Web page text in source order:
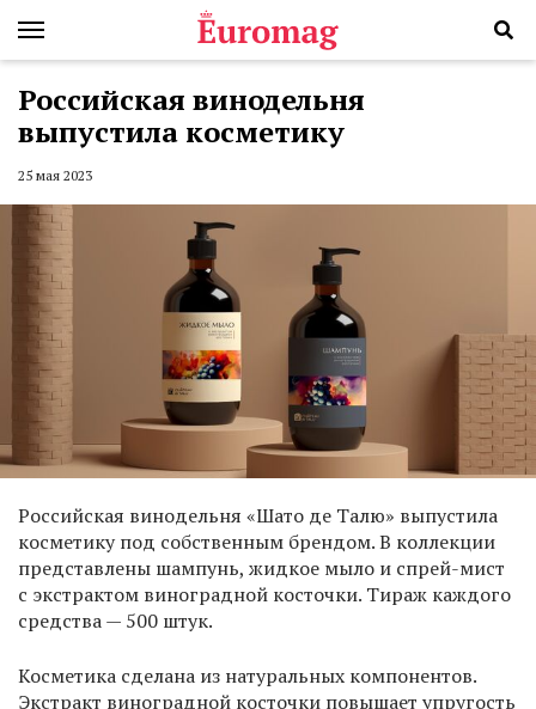
Российская винодельня
выпустила косметику
25 мая 2023
Российская винодельня «Шато де Талю» выпустила
косметику под собственным брендом. В коллекции
представлены шампунь, жидкое мыло и спрей-мист
с экстрактом виноградной косточки. Тираж каждого
средства — 500 штук.
Косметика сделана из натуральных компонентов.
Экстракт виноградной косточки повышает упругость